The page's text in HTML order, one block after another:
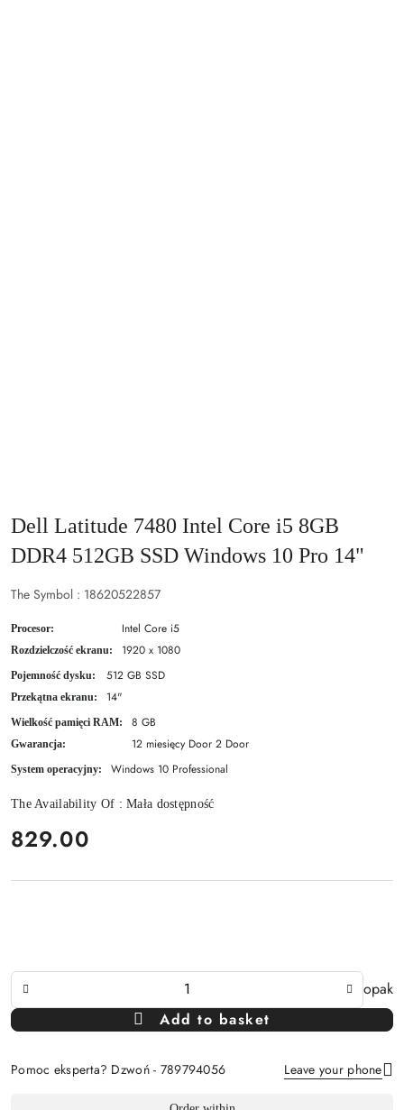
Dell Latitude 7480 Intel Core i5 8GB
DDR4 512GB SSD Windows 10 Pro 14"
The Symbol : 18620522857
Procesor: Intel Core i5
Rozdzielczość ekranu: 1920 x 1080
Pojemność dysku: 512 GB SSD
Przekątna ekranu: 14"
Wielkość pamięci RAM: 8 GB
Gwarancja: 12 miesięcy Door 2 Door
System operacyjny: Windows 10 Professional
The Availability Of :Mała dostępność
price:
829.00
opak
Add to basket
Pomoc eksperta? Dzwoń - 789794056 Leave your phone